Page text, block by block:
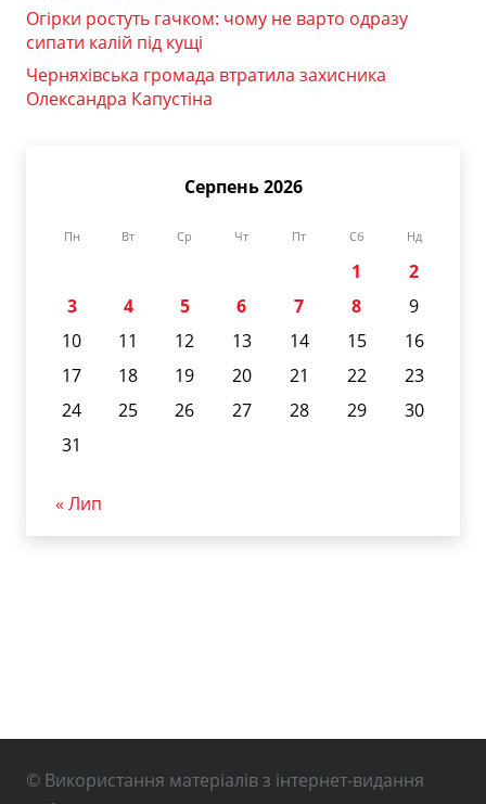
Огірки ростуть гачком: чому не варто одразу
сипати калій під кущі
Черняхівська громада втратила захисника
Олександра Капустіна
Серпень 2026
Пн Вт Ср Чт Пт Сб Нд
1
2
3
4 5 6 7 8
9
10
11 12 13 14 15
16
17
18 19 20 21 22
23
24
25 26 27 28 29
30
31
« Лип
© Використання матеріалів з інтернет-видання